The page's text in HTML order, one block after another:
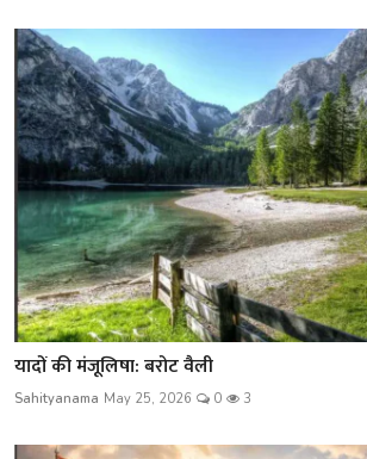
यादों की मंजूलिषा: बरोट वैली
Sahityanama May 25, 2026 0 3